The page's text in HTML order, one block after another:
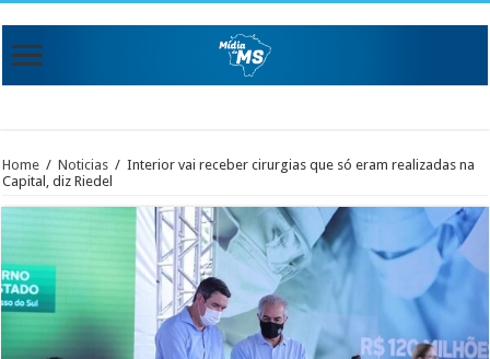
Home / Noticias / Interior vai receber cirurgias que só eram realizadas na
Capital, diz Riedel